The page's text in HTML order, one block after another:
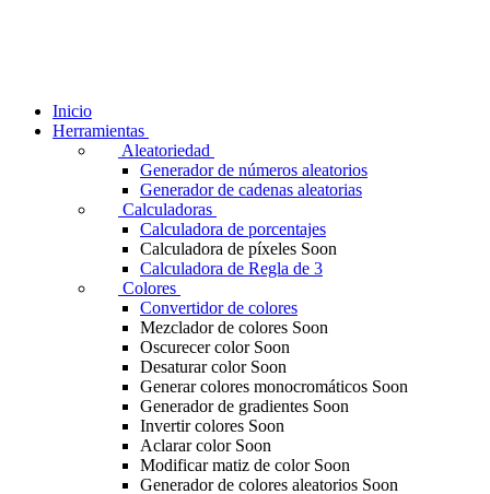
Inicio
Herramientas
Aleatoriedad
Generador de números aleatorios
Generador de cadenas aleatorias
Calculadoras
Calculadora de porcentajes
Calculadora de píxeles Soon
Calculadora de Regla de 3
Colores
Convertidor de colores
Mezclador de colores Soon
Oscurecer color Soon
Desaturar color Soon
Generar colores monocromáticos Soon
Generador de gradientes Soon
Invertir colores Soon
Aclarar color Soon
Modificar matiz de color Soon
Generador de colores aleatorios Soon